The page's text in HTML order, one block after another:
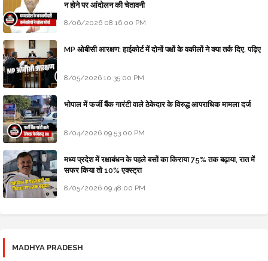
न होने पर आंदोलन की चेतावनी
8/06/2026 08:16:00 PM
MP ओबीसी आरक्षण: हाईकोर्ट में दोनों पक्षों के वकीलों ने क्या तर्क दिए, पढ़िए
8/05/2026 10:35:00 PM
भोपाल में फर्जी बैंक गारंटी वाले ठेकेदार के विरुद्ध आपराधिक मामला दर्ज
8/04/2026 09:53:00 PM
मध्य प्रदेश में रक्षाबंधन के पहले बसों का किराया 75% तक बढ़ाया, रात में
सफर किया तो 10% एक्स्ट्रा
8/05/2026 09:48:00 PM
MADHYA PRADESH